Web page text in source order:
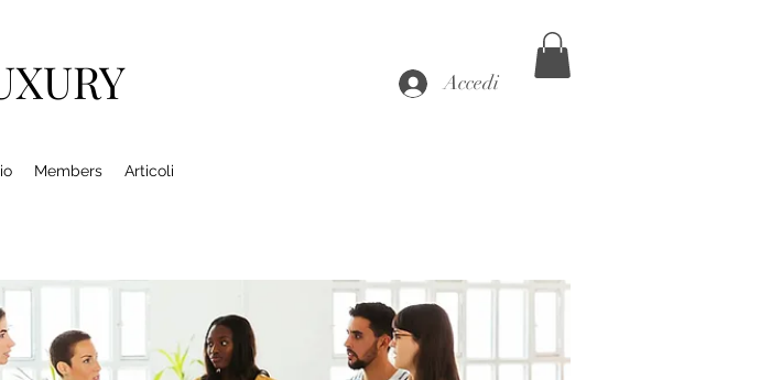
Accedi
Members Articoli